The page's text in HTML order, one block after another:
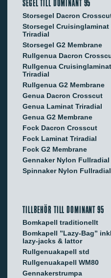
SEGEL TILL DOMINANT 95
Storsegel Dacron
Storsegel Cruisinglaminat
Triradial
Storsegel G2 Membrane
Rullgenua Dacron
Rullgenua Cruisinglaminat
Triradial
Rullgenua G2 Membrane
Genua Dacron Crosscut
Genua Laminat Triradial
Genua G2 Membrane
Fock Dacron Crosscut
Fock Laminat Triradial
Fock G2 Membrane
Gennaker Nylon Fullradial
Spinnaker Nylon Fullradial
TILLBEHÖR TILL DOMINANT 95
Bomkapell traditionellt
Bomkapell ”Lazy-Bag”
lazy-jacks & lattor
Rullgenuakapell std
Rullgenuakapell WM80
Gennakerstrumpa